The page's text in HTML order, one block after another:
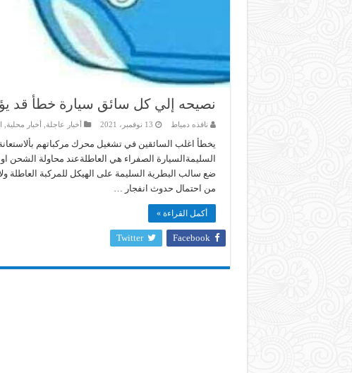
نصيحه إلي كل سائق سيارة خطأ قد
نافذه دمياط 13 نوفمبر، 2021 أخبار عاجلة, أخبار محلية,
يخطأ اغلب السائقين في تشغيل محرك مركباتهم
السليمةالسيارة الصفراء هي العاطلةعند محاولة
ضع سالب البطرية السليمة على الهيكل للمركبة العاطلة
من احتمال حدوث انفجار …
أكمل القراءة »
Facebook
Twitter